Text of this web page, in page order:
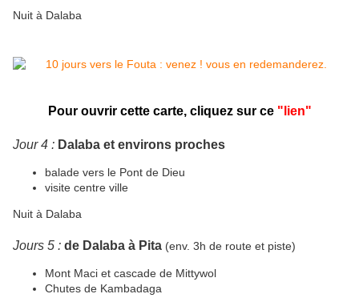
Nuit à Dalaba
Pour ouvrir cette carte, cliquez sur ce "lien"
Jour 4 : Dalaba et environs proches
balade vers le Pont de Dieu
visite centre ville
Nuit à Dalaba
Jours 5 : de Dalaba à Pita (env. 3h de route et piste)
Mont Maci et cascade de Mittywol
Chutes de Kambadaga